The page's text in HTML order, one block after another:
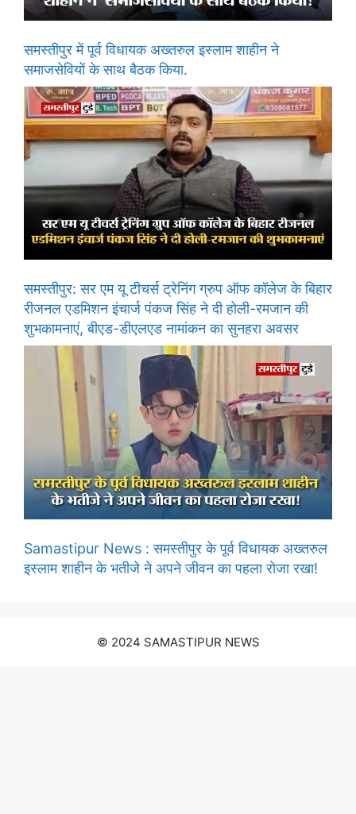
समस्तीपुर में पूर्व विधायक अख्तरुल इस्लाम शाहीन ने
समाजसेवियों के साथ बैठक किया.
समस्तीपुर: सर एम यू टीचर्स ट्रेनिंग ग्रुप ऑफ कॉलेज के बिहार
रीजनल एडमिशन इंचार्ज पंकज सिंह ने दी होली-रमजान की
शुभकामनाएं, बीएड-डीएलएड नामांकन का सुनहरा अवसर
Samastipur News : समस्तीपुर के पूर्व विधायक अख्तरुल
इस्लाम शाहीन के भतीजे ने अपने जीवन का पहला रोजा रखा!
© 2024 SAMASTIPUR NEWS